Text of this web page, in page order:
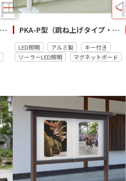
PKA-H型（引き違いタイプ・連結／自立・壁付） PKA-P型（跳ね上げタイプ・自立）
LED照明 アルミ製
キー付き
ソーラーLED照明
マグネットボード